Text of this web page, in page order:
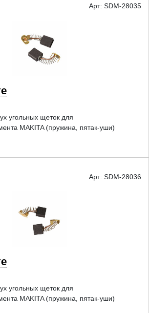
Арт: SDM-28035
угольных щеток для
MAKITA (пружина, пятак-уши)
Арт: SDM-28036
угольных щеток для
MAKITA (пружина, пятак-уши)